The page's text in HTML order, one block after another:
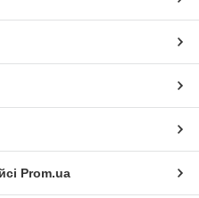
Prom.ua